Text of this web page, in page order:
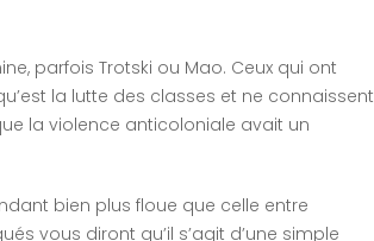
parfois Trotski ou Mao. Ceux qui ont
la lutte des classes et ne connaissent
la violence anticoloniale avait un
bien plus floue que celle entre
vous diront qu’il s’agit d’une simple